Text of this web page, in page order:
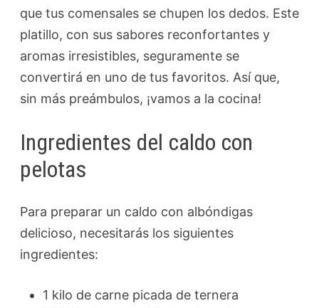
que tus comensales se chupen los dedos. Este
platillo, con sus sabores reconfortantes y
aromas irresistibles, seguramente se
convertirá en uno de tus favoritos. Así que,
sin más preámbulos, ¡vamos a la cocina!
Ingredientes del caldo con
pelotas
Para preparar un caldo con albóndigas
delicioso, necesitarás los siguientes
ingredientes:
1 kilo de carne picada de ternera